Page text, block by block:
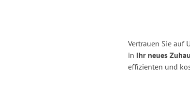
Vertrauen Sie auf
in Ihr neues
effizienten und